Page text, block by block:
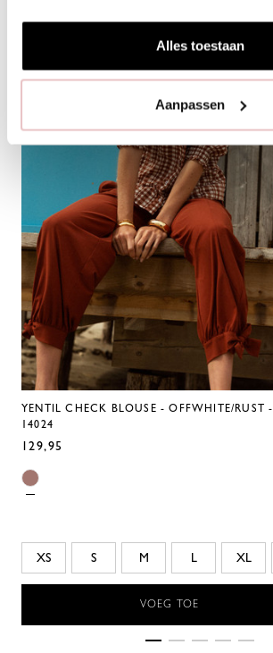
Alles toestaan
Aanpassen
YENTIL CHECK BLOUSE - OFFWHITE/RUST -
14024
129,95
XS S M L XL
VOEG TOE